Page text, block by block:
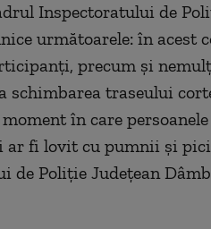
Inspectoratului de
următoarele: în acest
precum şi
schimbarea traseului
în care
ar fi lovit cu pumnii şi
de Poliţie Judeţean